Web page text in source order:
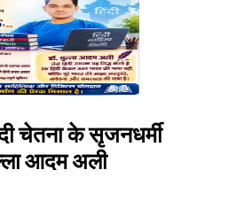
चेतना के सृजनधर्मी
आदम अली